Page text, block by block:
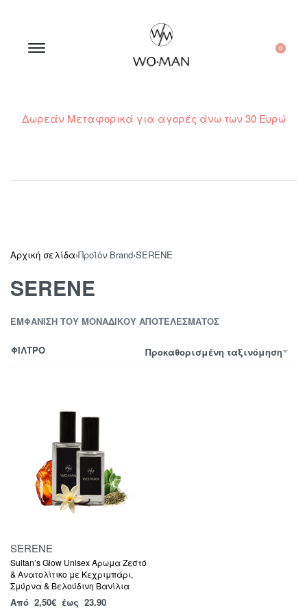
0
Δωρεάν Μεταφορικά για αγορές άνω των 30 Ευρώ
Αρχική σελίδα›Προϊόν Brand›SERENE
SERENE
ΕΜΦΆΝΙΣΗ ΤΟΥ ΜΟΝΑΔΙΚΟΎ ΑΠΟΤΕΛΈΣΜΑΤΟΣ
Προκαθορισμένη ταξινόμηση
ΦΙΛΤΡΟ
SERENE
Sultan’s Glow Unisex Άρωμα Ζεστό
& Ανατολίτικο με Κεχριμπάρι,
Σμύρνα & Βελούδινη Βανίλια
Από 2,50€ έως 23.90